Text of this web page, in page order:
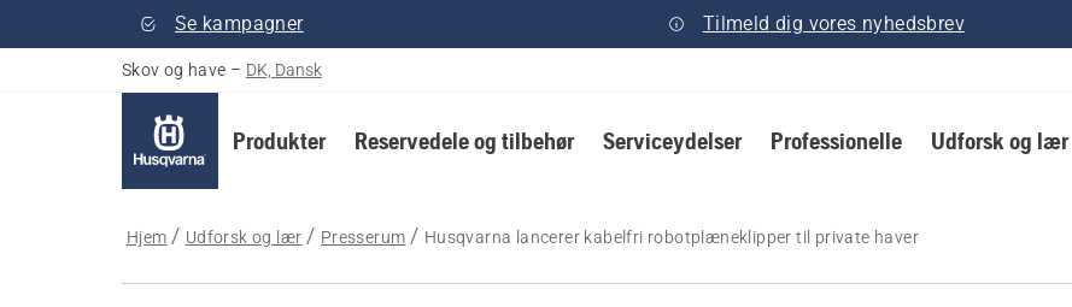
Se kampagner Tilmeld dig vores nyhedsbrev
Skov og have – DK, Dansk
Produkter Reservedele og tilbehør Serviceydelser Professionelle Udforsk og lær
Hjem Udforsk og lær Presserum Husqvarna lancerer kabelfri robotplæneklipper til private haver